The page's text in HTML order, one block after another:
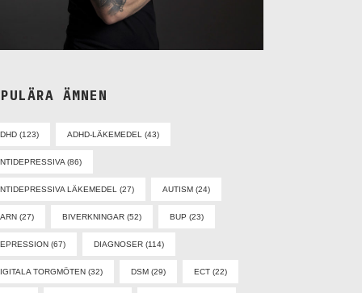
ÄMNEN
(123) ADHD-LÄKEMEDEL (43)
(86)
LÄKEMEDEL (27) AUTISM (24)
(27) BIVERKNINGAR (52) BUP (23)
(67) DIAGNOSER (114)
TORGMÖTEN (32) DSM (29) ECT (22)